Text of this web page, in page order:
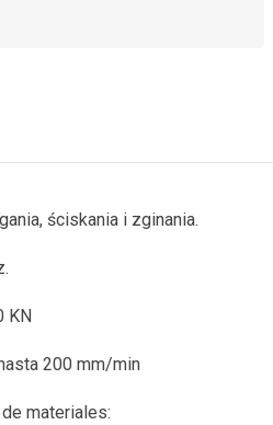
ściskania i zginania.
KN
200 mm/min
materiales: